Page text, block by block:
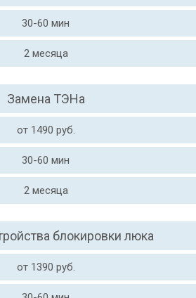
30-60 мин
2 месяца
Замена ТЭНа
от 1490 руб.
30-60 мин
2 месяца
блокировки люка
от 1390 руб.